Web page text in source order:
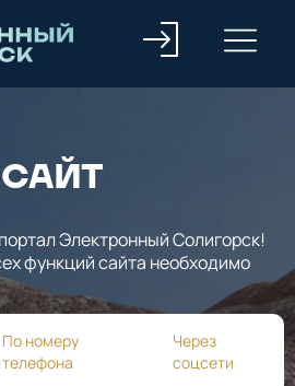
Электронный Солигорск!
функций сайта необходимо
По номеру
телефона
Через
соцсети